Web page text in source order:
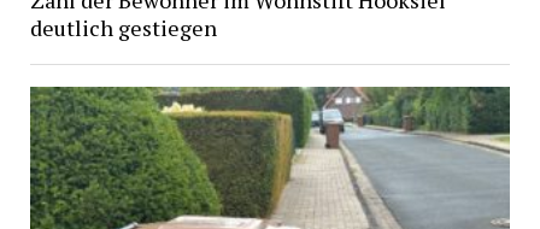
deutlich gestiegen